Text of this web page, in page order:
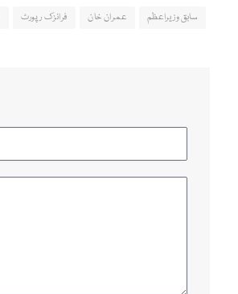
سابق وزیراعظم عمران خان فرانزک رپورٹ